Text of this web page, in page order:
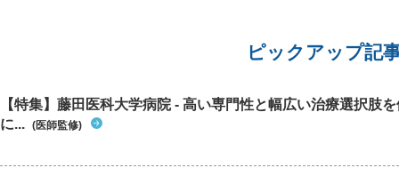
ピックアップ記
【特集】藤田医科大学病院 - 高い専門性と幅広い治療選択肢
に... (医師監修)